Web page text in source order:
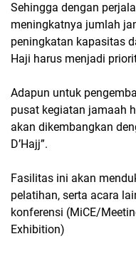
Sehingga dengan
meningkatnya jumlah
peningkatan kapasitas
Haji harus menjadi
Adapun untuk
pusat kegiatan jamaah
akan dikembangkan
D’Hajj”.
Fasilitas ini akan
pelatihan, serta acara
konferensi (MiCE/
Exhibition)